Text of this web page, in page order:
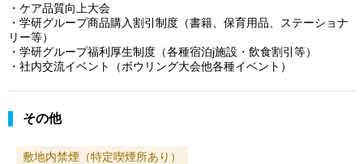
・ケア品質向上大会
・学研グループ商品購入割引制度（書籍、保育用品、ステーショナ
リー等）
・学研グループ福利厚生制度（各種宿泊j施設・飲食割引等）
・社内交流イベント（ボウリング大会他各種イベント）
その他
敷地内禁煙（特定喫煙所あり）